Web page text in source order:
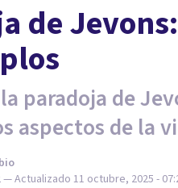
de
paradoja de
aspectos de la
— Actualizado 11 octubre, 2025 -